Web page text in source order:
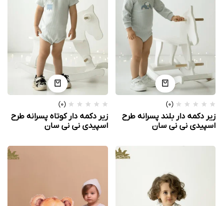
(0)
زیر دکمه دار بلند پسرانه طرح
اسپیدی نی نی سان
(0)
زیر دکمه دار کوتاه پسرانه طرح
اسپیدی نی نی سان